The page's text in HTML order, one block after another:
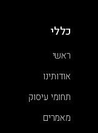
כללי
ראשי
אודותינו
תחומי עיסוק
מאמרים